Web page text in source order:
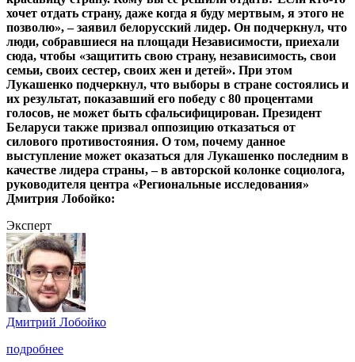
хочет отдать страну, даже когда я буду мертвым, я этого не
позволю», – заявил белорусский лидер. Он подчеркнул, что
люди, собравшиеся на площади Независимости, приехали
сюда, чтобы «защитить свою страну, независимость, свои
семьи, своих сестер, своих жен и детей». При этом
Лукашенко подчеркнул, что выборы в стране состоялись и
их результат, показавший его победу с 80 процентами
голосов, не может быть сфальсифицирован. Президент
Беларуси также призвал оппозицию отказаться от
силового противостояния. О том, почему данное
выступление может оказаться для Лукашенко последним в
качестве лидера страны, – в авторской колонке социолога,
руководителя центра «Региональные исследования»
Дмитрия Лобойко:
Эксперт
Дмитрий Лобойко
подробнее